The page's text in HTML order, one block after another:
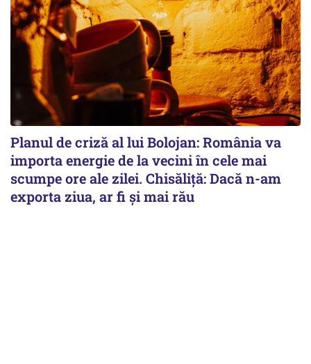
Planul de criză al lui Bolojan: România va
importa energie de la vecini în cele mai
scumpe ore ale zilei. Chisăliță: Dacă n-am
exporta ziua, ar fi și mai rău